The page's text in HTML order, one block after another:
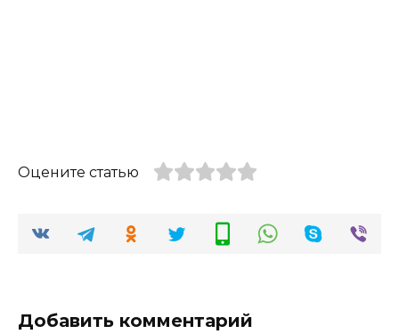
Оцените статью
Добавить комментарий